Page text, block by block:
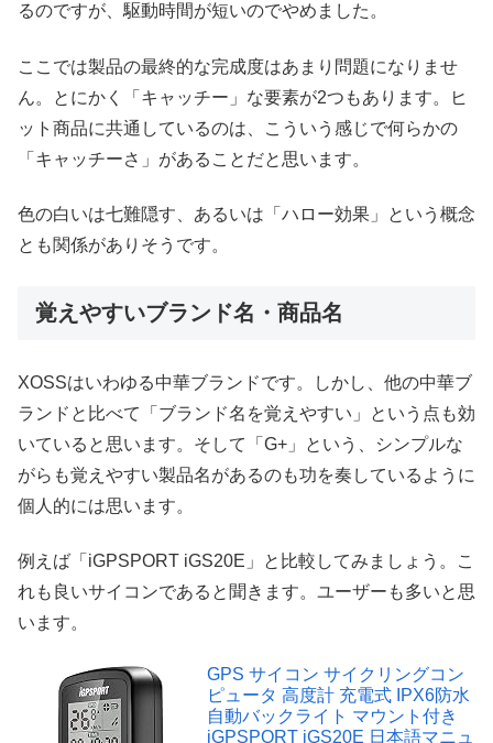
るのですが、駆動時間が短いのでやめました。
ここでは製品の最終的な完成度はあまり問題になりませ
ん。とにかく「キャッチー」な要素が2つもあります。ヒ
ット商品に共通しているのは、こういう感じで何らかの
「キャッチーさ」があることだと思います。
色の白いは七難隠す、あるいは「ハロー効果」という概念
とも関係がありそうです。
覚えやすいブランド名・商品名
XOSSはいわゆる中華ブランドです。しかし、他の中華ブ
ランドと比べて「ブランド名を覚えやすい」という点も効
いていると思います。そして「G+」という、シンプルな
がらも覚えやすい製品名があるのも功を奏しているように
個人的には思います。
例えば「iGPSPORT iGS20E」と比較してみましょう。こ
れも良いサイコンであると聞きます。ユーザーも多いと思
います。
GPS サイコン サイクリングコン
ピュータ 高度計 充電式 IPX6防水
自動バックライト マウント付き
iGPSPORT iGS20E 日本語マニュ